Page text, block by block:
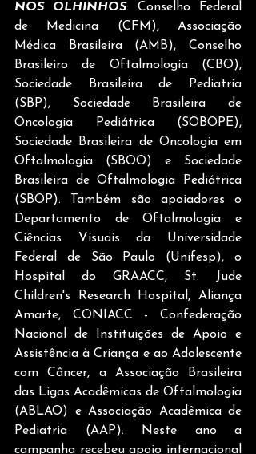
NOS OLHINHOS: Conselho Federal
de Medicina (CFM), Associação
Médica Brasileira (AMB), Conselho
Brasileiro de Oftalmologia (CBO),
Sociedade Brasileira de Pediatria
(SBP), Sociedade Brasileira de
Oncologia Pediátrica (SOBOPE),
Sociedade Brasileira de Oncologia em
Oftalmologia (SBOO) e Sociedade
Brasileira de Oftalmologia Pediátrica
(SBOP). Também são apoiadores o
Departamento de Oftalmologia e
Ciências Visuais da Universidade
Federal de São Paulo (Unifesp), o
Hospital do GRAACC, St. Jude
Children's Research Hospital, Aliança
Amarte, CONIACC - Confederação
Nacional de Instituições de Apoio e
Assistência à Criança e ao Adolescente
com Câncer, a Associação Brasileira
das Ligas Acadêmicas de Oftalmologia
(ABLAO) e Associação Acadêmica de
Pediatria (AAP). Neste ano a
campanha recebeu apoio internacional